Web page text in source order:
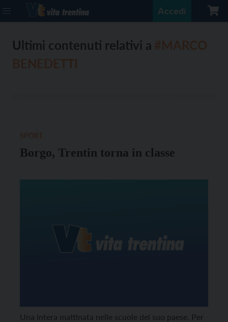
Accedi
Ultimi contenuti relativi a
Borgo, Trentin torna in classe
Una intera mattinata nelle scuole del suo paese. Per